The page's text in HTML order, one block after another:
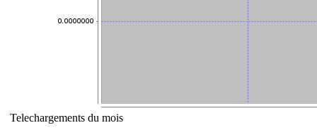
Telechargements du mois